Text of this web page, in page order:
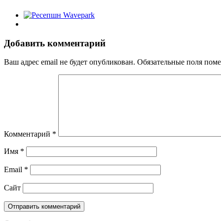
Добавить комментарий
Ваш адрес email не будет опубликован. Обязательные поля
Комментарий *
Имя *
Email *
Сайт